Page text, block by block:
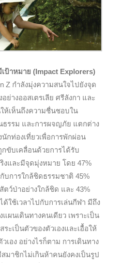
ป้าหมาย (Impact Explorers)
Z กำลังมุ่งความสนใจไปยังจุด
ย่างออสเตรเลีย ศรีลังกา และ
ห้เห็นถึงความชื่นชอบใน
รรม และการผจญภัย แตกต่าง
กท่องเที่ยวเพื่อการพักผ่อน
ขับเคลื่อนด้วยการได้รับ
งและมีจุดมุ่งหมาย โดย 47%
บการใกล้ชิดธรรมชาติ 45%
ตว์ป่าอย่างใกล้ชิด และ 43%
ใช้เวลาไปกับการเล่นกีฬา มีถึง
แผนเดินทางคนเดียว เพราะเป็น
ระเป็นตัวของตัวเองและเอื้อให้
เอง อย่างไรก็ตาม การเดินทาง
มาชิกไม่เกินห้าคนยังคงเป็นรูป